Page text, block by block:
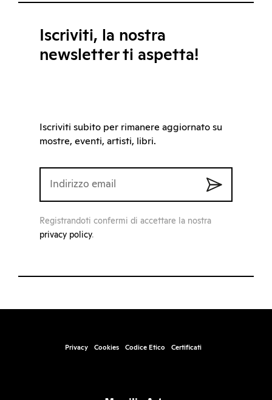
Iscriviti, la nostra
newsletter ti aspetta!
Iscriviti subito per rimanere aggiornato su
mostre, eventi, artisti, libri.
Registrandoti confermi di accettare la nostra
privacy policy.
Privacy Cookies Codice Etico Certificati